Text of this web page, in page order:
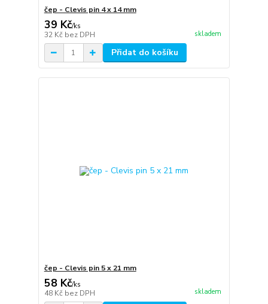
čep - Clevis pin 4 x 14 mm
39 Kč/ks
32 Kč bez DPH skladem
Přidat do košíku
čep - Clevis pin 5 x 21 mm
58 Kč/ks
48 Kč bez DPH skladem